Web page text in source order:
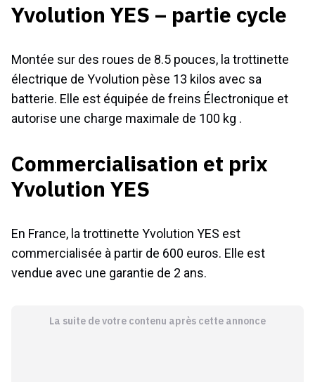
Yvolution YES – partie cycle
Montée sur des roues de 8.5 pouces, la trottinette
électrique de Yvolution pèse 13 kilos avec sa
batterie. Elle est équipée de freins Électronique et
autorise une charge maximale de 100 kg .
Commercialisation et prix
Yvolution YES
En France, la trottinette Yvolution YES est
commercialisée à partir de 600 euros. Elle est
vendue avec une garantie de 2 ans.
La suite de votre contenu après cette annonce